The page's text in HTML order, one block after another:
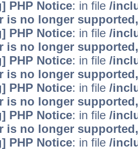
PHP Notice: in file /
is no longer
PHP Notice: in file /
is no longer
PHP Notice: in file /
is no longer
PHP Notice: in file /
is no longer
PHP Notice: in file /
is no longer
PHP Notice: in file /